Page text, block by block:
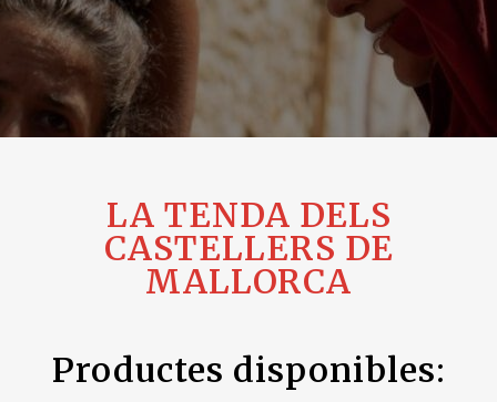
LA TENDA DELS
CASTELLERS DE
MALLORCA
Productes disponibles: